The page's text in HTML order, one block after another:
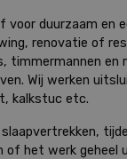
duurzaam en
renovatie of
timmermannen en
Wij werken
kalkstuc etc.
of het werk geheel